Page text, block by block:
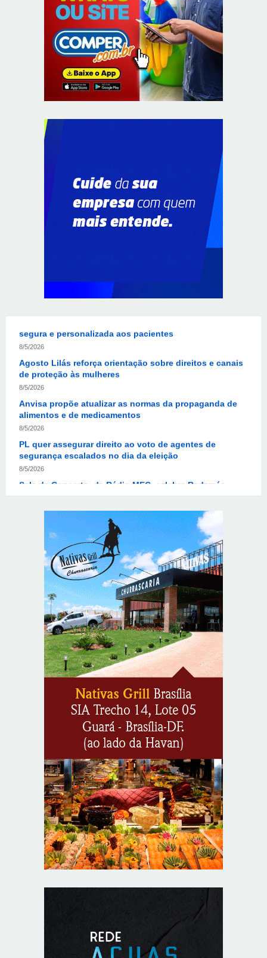
Provedores de internet transformam o Wi-Fi em
ferramenta de fidelização e novas receitas
Autoridades celebram legado de Augusto Nardes em
jantar em Brasília
Unidade oferece atendimento especializado a crianças
e adolescentes vítimas de violência sexual no DF
Planaltina terá reforço de ônibus para a 6ª Feira
Nacional da Uva e do Vinho
Endereços em Planaltina terão o fornecimento de
Lactário do Hospital de Base garante alimentação
Agosto Lilás reforça orientação sobre direitos e canais
de proteção às mulheres
8/5/2026
Anvisa propõe atualizar as normas da propaganda de
alimentos e de medicamentos
8/5/2026
PL quer assegurar direito ao voto de agentes de
segurança escalados no dia da eleição
8/5/2026
Sala de Concerto, da Rádio MEC, celebra Radamés
Gnattali nesta sexta (7)
8/5/2026
Autoridades celebram legado de Augusto Nardes em
jantar em Brasília
Unidade oferece atendimento especializado a crianças
e adolescentes vítimas de violência sexual no DF
Planaltina terá reforço de ônibus para a 6ª Feira
Nacional da Uva e do Vinho
Endereços em Planaltina terão o fornecimento de
energia interrompido nesta quinta-feira (6)
Lactário do Hospital de Base garante alimentação
segura e personalizada aos pacientes
Agosto Lilás reforça orientação sobre direitos e canais
de proteção às mulheres
Anvisa propõe atualizar as normas da propaganda de
alimentos e de medicamentos
PL quer assegurar direito ao voto de agentes de
segurança escalados no dia da eleição
Sala de Concerto, da Rádio MEC, celebra Radamés